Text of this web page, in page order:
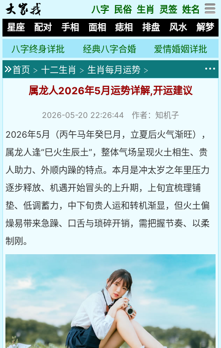
八字 民俗 生肖 灵签 姓名
星座
配对 手相 面相 痣相 排盘 风水 解梦
八字终身详批 经典八字合婚
爱情婚姻详批
首页 > 十二生肖 > 生肖每月运势 >
属龙人2026年5月运势详解,开运建议
2026-05-20 22:26:44 作者：知机子
2026年5月（丙午马年癸巳月，立夏后火气渐旺），
属龙人逢“巳火生辰土”，整体气场呈现火土相生、贵
人助力、外顺内躁的特点。本月是冲太岁之年里压力
逐步释放、机遇开始冒头的上升期，上旬宜梳理铺
垫、低调蓄力，中下旬贵人运和转机渐显，但火土偏
燥易带来急躁、口舌与琐碎开销，需把握节奏、以柔
制刚。